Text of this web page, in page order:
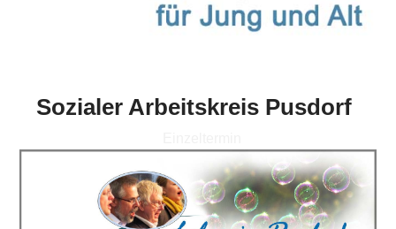
Sozialer Arbeitskreis Pusdorf